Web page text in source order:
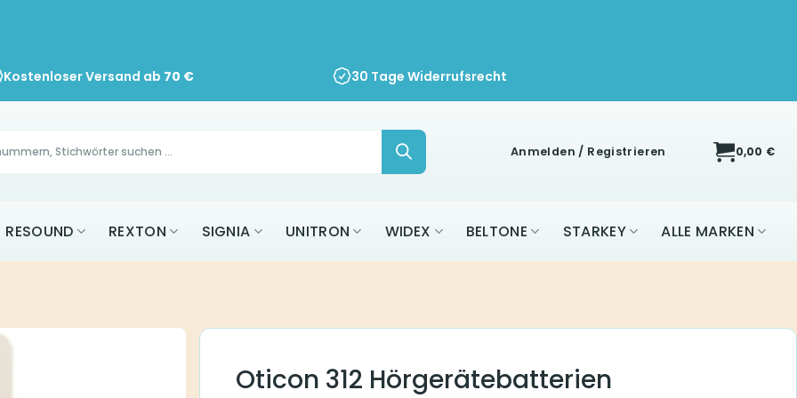
Kostenloser Versand ab 70 € 30 Tage Widerrufsrecht
Anmelden / Registrieren 0,00 €
RESOUND REXTON SIGNIA UNITRON WIDEX BELTONE STARKEY ALLE MARKEN
Oticon 312 Hörgerätebatterien